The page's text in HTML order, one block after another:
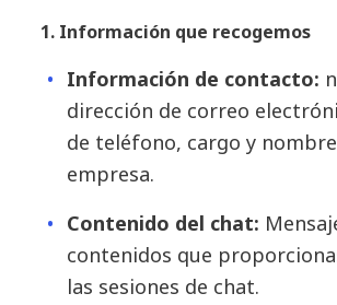
1. Información que recogemos
Información de contacto:
dirección de correo
de teléfono, cargo y
empresa.
Contenido del chat:
contenidos que
las sesiones de chat.